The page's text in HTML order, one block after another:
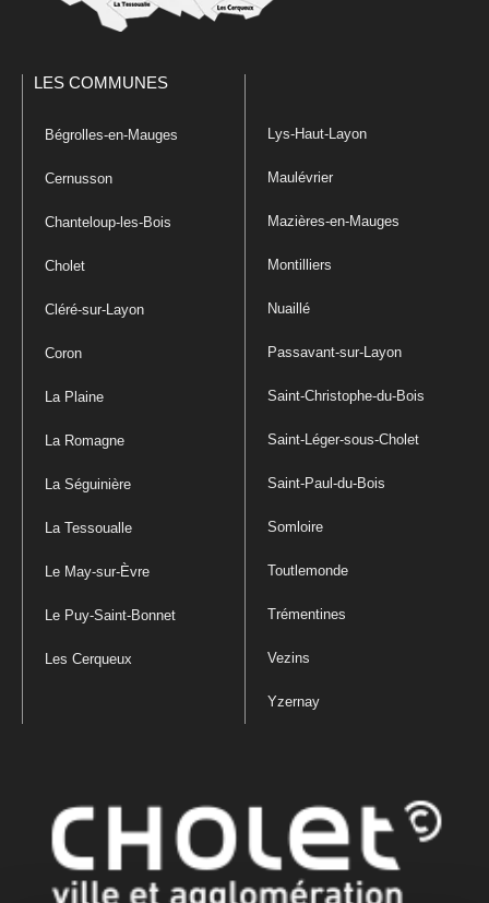
LES COMMUNES
Bégrolles-en-Mauges
Cernusson
Chanteloup-les-Bois
Cholet
Cléré-sur-Layon
Coron
La Plaine
La Romagne
La Séguinière
La Tessoualle
Le May-sur-Èvre
Le Puy-Saint-Bonnet
Les Cerqueux
Lys-Haut-Layon
Maulévrier
Mazières-en-Mauges
Montilliers
Nuaillé
Passavant-sur-Layon
Saint-Christophe-du-Bois
Saint-Léger-sous-Cholet
Saint-Paul-du-Bois
Somloire
Toutlemonde
Trémentines
Vezins
Yzernay